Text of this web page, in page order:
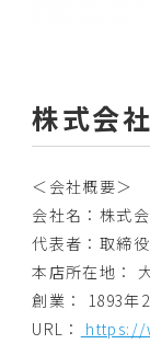
株式会
＜会社概要＞
会社名：株式
代表者：取締
本店所在地：
創業： 1893年
URL：
https://